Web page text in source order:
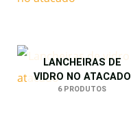
LANCHEIRAS DE
VIDRO NO ATACADO
6 PRODUTOS